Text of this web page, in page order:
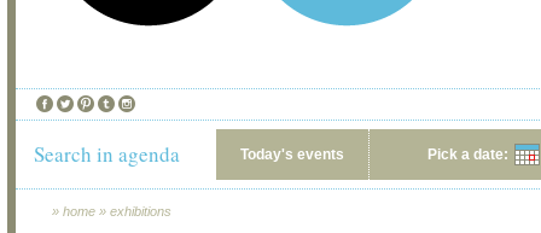
Search in agenda Today's events Pick a date:
» home » exhibitions